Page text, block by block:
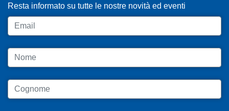
Resta informato su tutte le nostre novità ed eventi
Email
Nome
Cognome